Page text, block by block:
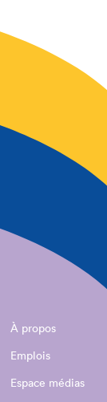
À propos
Emplois
Espace médias